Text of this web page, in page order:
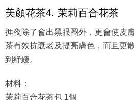
美顏花茶4. 茉莉百合花茶
捱夜除了會出黑眼圈外，更會使皮
茶有效抗衰老及提亮膚色，而且更
到紓緩。
材料：
茉莉百合花茶包 1個